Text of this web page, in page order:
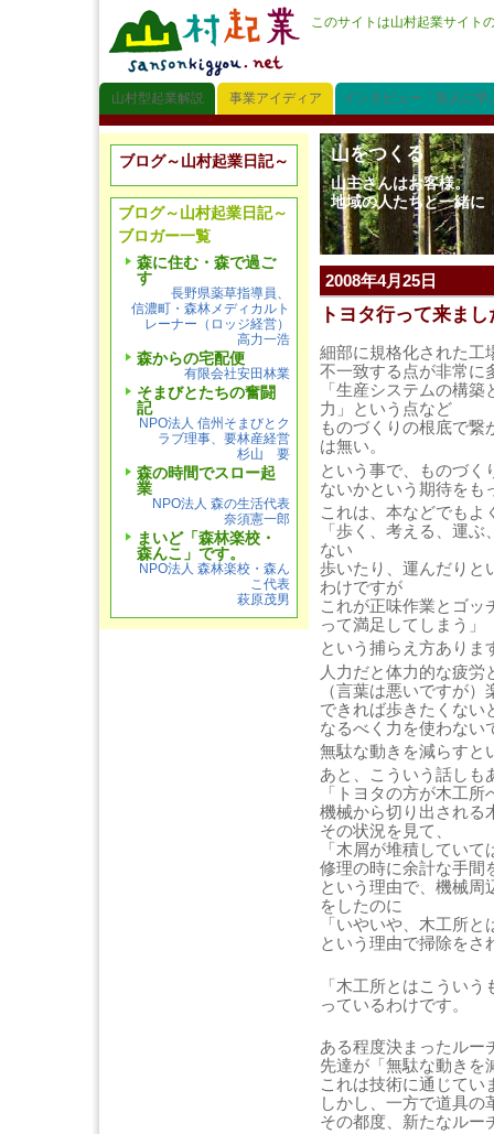
このサイトは山村起業サイト
山村型起業解説 事業アイディア インタビュー「先人に学
山をつくる
山主さんはお客様。
地域の人たちと一緒に
2008年4月25日
トヨタ行って来ま
細部に規格化された工
不一致する点が非常に
「生産システムの構
力」という点など
ものづくりの根底で
は無い。
という事で、ものづく
ないかという期待をも
これは、本などでもよ
「歩く、考える、運
ない
歩いたり、運んだりと
わけですが
これが正味作業とゴッ
って満足してしまう」
という捕らえ方ありま
人力だと体力的な疲労
（言葉は悪いですが
できれば歩きたくない
なるべく力を使わない
無駄な動きを減らすと
あと、こういう話しも
「トヨタの方が木工
機械から切り出される
その状況を見て、
「木屑が堆積してい
修理の時に余計な手間
という理由で、機械周
をしたのに
「いやいや、木工所
という理由で掃除をさ
「木工所とはこうい
っているわけです。
ある程度決まったルー
先達が「無駄な動きを
これは技術に通じてい
しかし、一方で道具の
その都度、新たなルー
ブログ～山村起業日記～
ブログ～山村起業日記～
ブロガー一覧
森に住む・森で過ご
す
長野県薬草指導員、
信濃町・森林メディカルト
レーナー（ロッジ経営）
高力一浩
森からの宅配便
有限会社安田林業
そまびとたちの奮闘
記
NPO法人 信州そまびとク
ラブ理事、要林産経営
杉山 要
森の時間でスロー起
業
NPO法人 森の生活代表
奈須憲一郎
まいど「森林楽校・
森んこ」です。
NPO法人 森林楽校・森ん
こ代表
萩原茂男